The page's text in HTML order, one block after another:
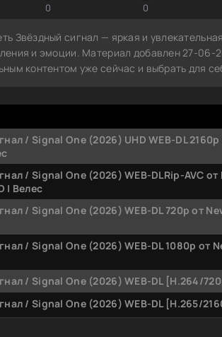
0 0
Звёздный сигнал — яркая и
и эмоции. Материал добавлен 27-06-
контентом уже сейчас и выбрать для
/ Signal One (2026) UHD WEB-DL 2160p
/ Signal One (2026) WEB-DLRip-AVC от
| Велес
/ Signal One (2026) WEB-DL 720p от
/ Signal One (2026) WEB-DL 1080p от
/ Signal One (2026) WEB-DL [H.264/
/ Signal One (2026) WEB-DL [H.265/